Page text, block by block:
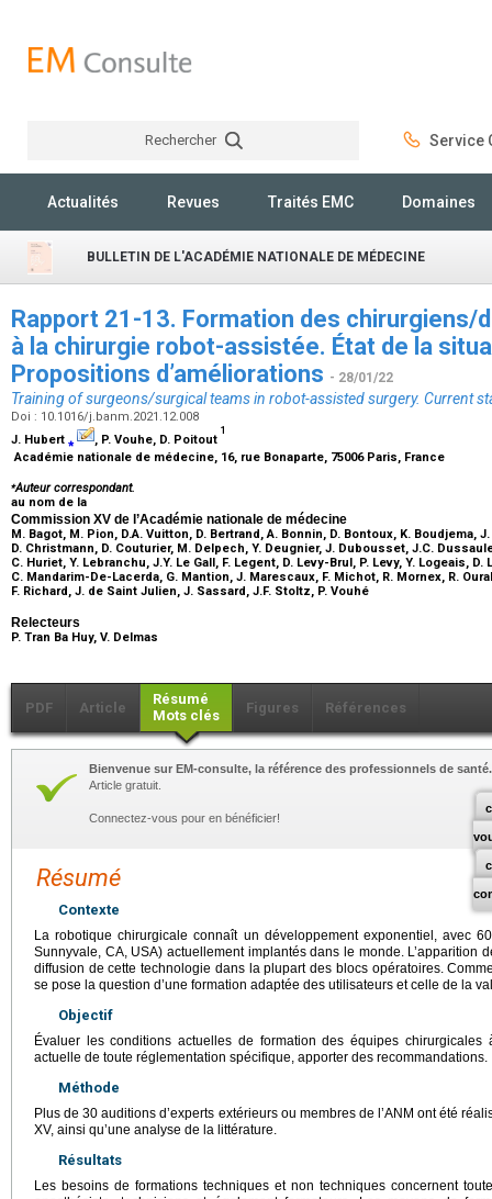
Rechercher Service
Actualités Revues Traités EMC Domaines
BULLETIN DE L'ACADÉMIE NATIONALE DE MÉDECINE
Rapport 21-13. Formation des chirurgiens/
à la chirurgie robot-assistée. État de la
Propositions d’améliorations - 28/01/22
Training of surgeons/surgical teams in robot-assisted surgery. Current
Doi : 10.1016/j.banm.2021.12.008
J. Hubert ⁎ , P. Vouhe, D. Poitout
1
Académie nationale de médecine, 16, rue Bonaparte, 75006 Paris, France
⁎Auteur correspondant.
au nom de la
Commission XV de l’Académie nationale de médecine
M. Bagot, M. Pion, D.A. Vuitton, D. Bertrand, A. Bonnin, D. Bontoux, K. Boudjema,
D. Christmann, D. Couturier, M. Delpech, Y. Deugnier, J. Dubousset, J.C.
C. Huriet, Y. Lebranchu, J.Y. Le Gall, F. Legent, D. Levy-Brul, P. Levy, Y. Logeais,
C. Mandarim-De-Lacerda, G. Mantion, J. Marescaux, F. Michot, R. Mornex, R.
F. Richard, J. de Saint Julien, J. Sassard, J.F. Stoltz, P. Vouhé
Relecteurs
P. Tran Ba Huy, V. Delmas
PDF Article
Résumé
Mots clés
Figures Références
Bienvenue sur EM-consulte, la référence des professionnels de santé.
Article gratuit.
Connectez-vous pour en bénéficier!
Résumé
Contexte
La robotique chirurgicale connaît un développement exponentiel, avec
Sunnyvale, CA, USA) actuellement implantés dans le monde. L’apparition
diffusion de cette technologie dans la plupart des blocs opératoires.
se pose la question d’une formation adaptée des utilisateurs et celle de la
Objectif
Évaluer les conditions actuelles de formation des équipes chirurgicales
actuelle de toute réglementation spécifique, apporter des recommandations.
Méthode
Plus de 30 auditions d’experts extérieurs ou membres de l’ANM ont été
XV, ainsi qu’une analyse de la littérature.
Résultats
Les besoins de formations techniques et non techniques concernent